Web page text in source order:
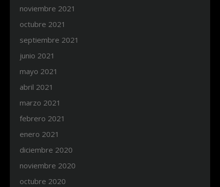
noviembre 2021
octubre 2021
septiembre 2021
junio 2021
mayo 2021
abril 2021
marzo 2021
febrero 2021
enero 2021
diciembre 2020
noviembre 2020
octubre 2020